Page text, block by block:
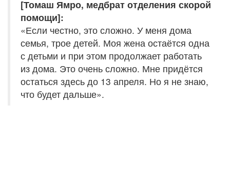
[Томаш Ямро, медбрат отделения скорой
помощи]:
«Если честно, это сложно. У меня дома
семья, трое детей. Моя жена остаётся одна
с детьми и при этом продолжает работать
из дома. Это очень сложно. Мне придётся
остаться здесь до 13 апреля. Но я не знаю,
что будет дальше».